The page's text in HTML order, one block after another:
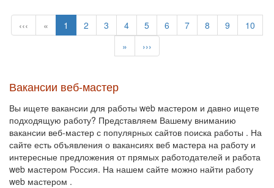
‹‹‹ « 1 2 3 4 5 6 7 8 9
10
»
›››
Вакансии веб-мастер
Вы ищете вакансии для работы web мастером и давно ищете
подходящую работу? Представляем Вашему вниманию
вакансии веб-мастер с популярных сайтов поиска работы . На
сайте есть объявления о вакансиях веб мастера на работу и
интересные предложения от прямых работодателей и работа
web мастером Россия. На нашем сайте можно найти работу
web мастером .